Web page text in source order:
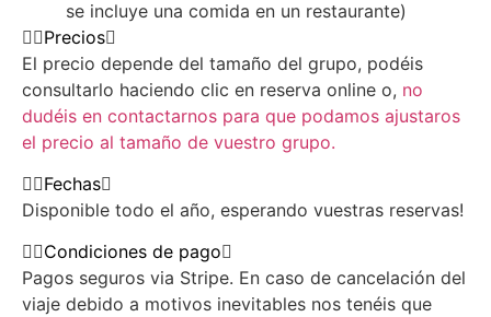
se incluye una comida en un restaurante)
Precios
El precio depende del tamaño del grupo, podéis
consultarlo haciendo clic en reserva online o, no
dudéis en contactarnos para que podamos ajustaros
el precio al tamaño de vuestro grupo.
Fechas
Disponible todo el año, esperando vuestras reservas!
Condiciones de pago
Pagos seguros via Stripe. En caso de cancelación del
viaje debido a motivos inevitables nos tenéis que